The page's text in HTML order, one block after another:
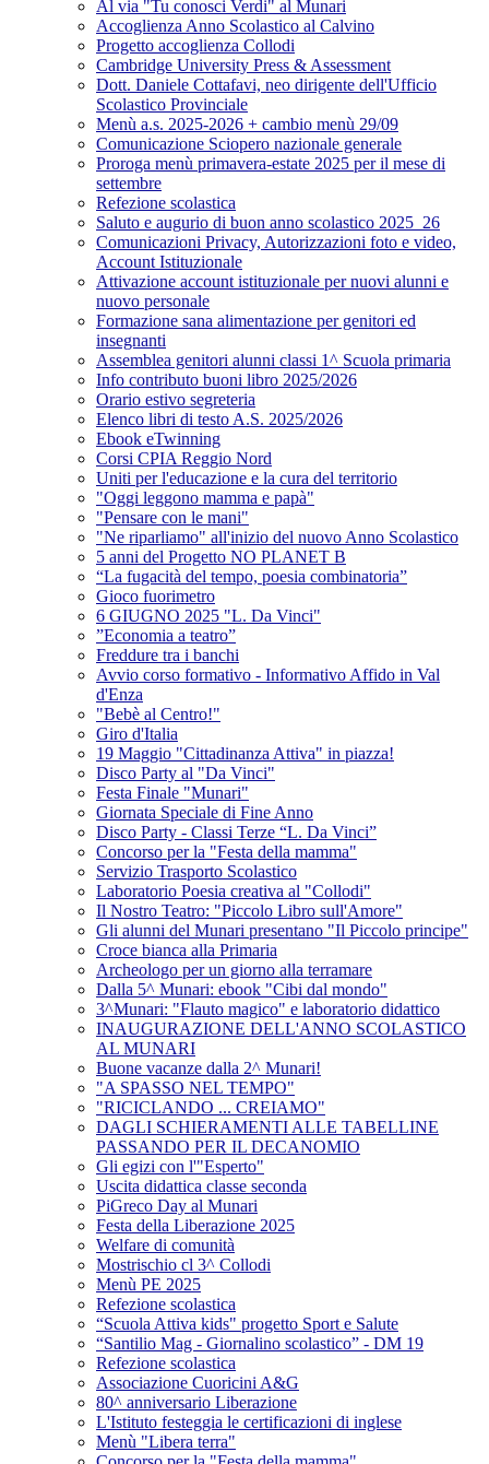
Al via "Tu conosci Verdi" al Munari
Accoglienza Anno Scolastico al Calvino
Progetto accoglienza Collodi
Cambridge University Press & Assessment
Dott. Daniele Cottafavi, neo dirigente dell'Ufficio
Scolastico Provinciale
Menù a.s. 2025-2026 + cambio menù 29/09
Comunicazione Sciopero nazionale generale
Proroga menù primavera-estate 2025 per il mese di
settembre
Refezione scolastica
Saluto e augurio di buon anno scolastico 2025_26
Comunicazioni Privacy, Autorizzazioni foto e video,
Account Istituzionale
Attivazione account istituzionale per nuovi alunni e
nuovo personale
Formazione sana alimentazione per genitori ed
insegnanti
Assemblea genitori alunni classi 1^ Scuola primaria
Info contributo buoni libro 2025/2026
Orario estivo segreteria
Elenco libri di testo A.S. 2025/2026
Ebook eTwinning
Corsi CPIA Reggio Nord
Uniti per l'educazione e la cura del territorio
"Oggi leggono mamma e papà"
"Pensare con le mani"
"Ne riparliamo" all'inizio del nuovo Anno Scolastico
5 anni del Progetto NO PLANET B
“La fugacità del tempo, poesia combinatoria”
Gioco fuorimetro
6 GIUGNO 2025 "L. Da Vinci"
”Economia a teatro”
Freddure tra i banchi
Avvio corso formativo - Informativo Affido in Val
d'Enza
"Bebè al Centro!"
Giro d'Italia
19 Maggio "Cittadinanza Attiva" in piazza!
Disco Party al "Da Vinci"
Festa Finale "Munari"
Giornata Speciale di Fine Anno
Disco Party - Classi Terze “L. Da Vinci”
Concorso per la "Festa della mamma"
Servizio Trasporto Scolastico
Laboratorio Poesia creativa al "Collodi"
Il Nostro Teatro: "Piccolo Libro sull'Amore"
Gli alunni del Munari presentano "Il Piccolo principe"
Croce bianca alla Primaria
Archeologo per un giorno alla terramare
Dalla 5^ Munari: ebook "Cibi dal mondo"
3^Munari: "Flauto magico" e laboratorio didattico
INAUGURAZIONE DELL'ANNO SCOLASTICO
AL MUNARI
Buone vacanze dalla 2^ Munari!
"A SPASSO NEL TEMPO"
"RICICLANDO ... CREIAMO"
DAGLI SCHIERAMENTI ALLE TABELLINE
PASSANDO PER IL DECANOMIO
Gli egizi con l'"Esperto"
Uscita didattica classe seconda
PiGreco Day al Munari
Festa della Liberazione 2025
Welfare di comunità
Mostrischio cl 3^ Collodi
Menù PE 2025
Refezione scolastica
“Scuola Attiva kids" progetto Sport e Salute
“Santilio Mag - Giornalino scolastico” - DM 19
Refezione scolastica
Associazione Cuoricini A&G
80^ anniversario Liberazione
L'Istituto festeggia le certificazioni di inglese
Menù "Libera terra"